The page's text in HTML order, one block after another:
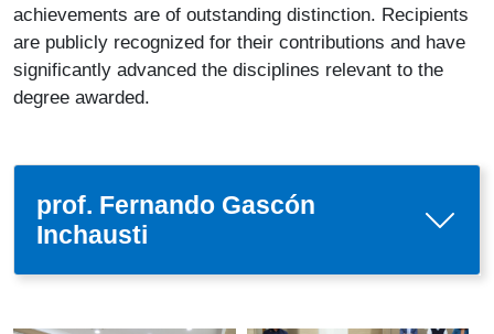
achievements are of outstanding distinction. Recipients
are publicly recognized for their contributions and have
significantly advanced the disciplines relevant to the
degree awarded.
prof. Fernando Gascón
Inchausti